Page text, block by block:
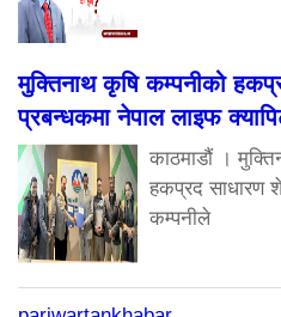
मुक्तिनाथ कृषि कम्पनीको
प्रबन्धकमा नेपाल लाइफ
काठमाडौं ।
हकप्रद साधारण
कम्पनीले